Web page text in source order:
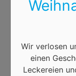
Wir verlosen
einen
Leckereien